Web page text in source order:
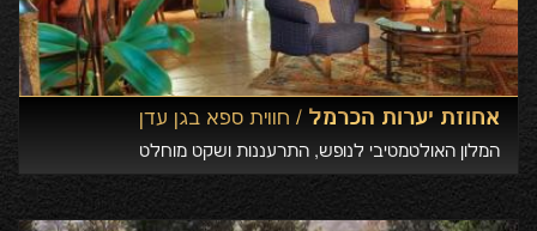
אחוזת יערות הכרמל / חווית ספא בגן עדן
המלון האולטמטיבי לנופש, התרעננות ושקט מוחלט